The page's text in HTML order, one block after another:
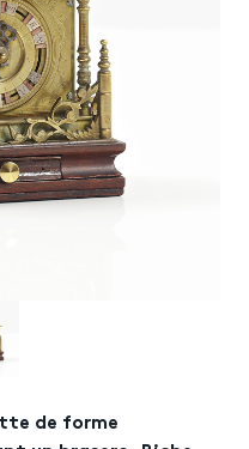
de forme